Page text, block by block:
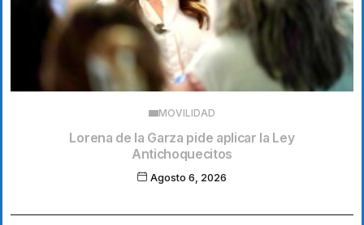
MOVILIDAD
Lorena de la Garza pide aplicar la Ley
Antichoquecitos
Agosto 6, 2026